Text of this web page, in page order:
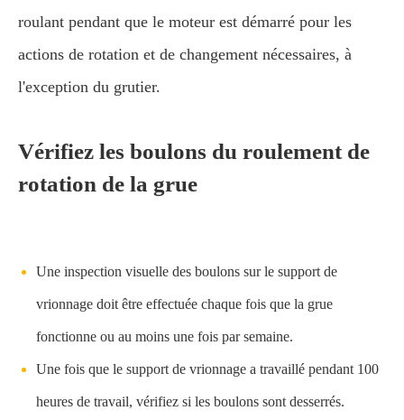
roulant pendant que le moteur est démarré pour les
actions de rotation et de changement nécessaires, à
l'exception du grutier.
Vérifiez les boulons du roulement de
rotation de la grue
Une inspection visuelle des boulons sur le support de
vrionnage doit être effectuée chaque fois que la grue
fonctionne ou au moins une fois par semaine.
Une fois que le support de vrionnage a travaillé pendant 100
heures de travail, vérifiez si les boulons sont desserrés.